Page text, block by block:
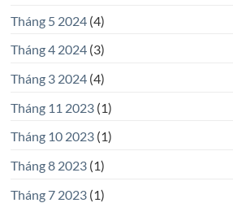
Tháng 5 2024(4)
Tháng 4 2024(3)
Tháng 3 2024(4)
Tháng 11 2023(1)
Tháng 10 2023(1)
Tháng 8 2023(1)
Tháng 7 2023(1)